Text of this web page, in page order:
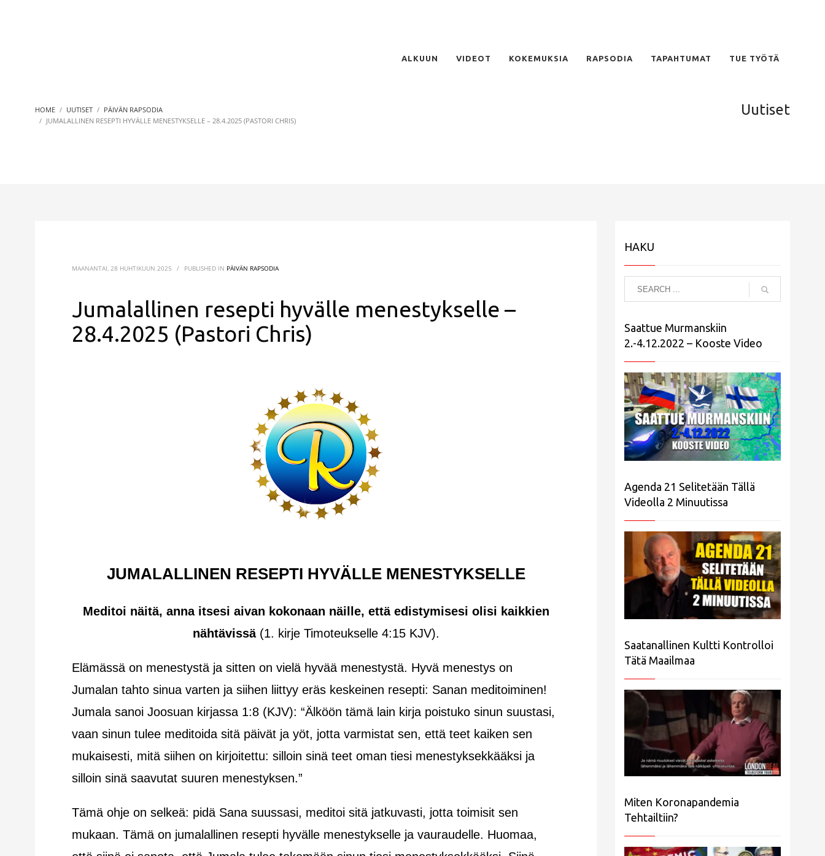
ALKUUN VIDEOT KOKEMUKSIA RAPSODIA TAPAHTUMAT TUE TYÖTÄ
HOME UUTISET
PÄIVÄN RAPSODIA
JUMALALLINEN RESEPTI HYVÄLLE MENESTYKSELLE – 28.4.2025 (PASTORI CHRIS)
Uutiset
MAANANTAI, 28 HUHTIKUUN 2025 / PUBLISHED IN PÄIVÄN RAPSODIA
Jumalallinen resepti hyvälle menestykselle –
28.4.2025 (Pastori Chris)
JUMALALLINEN RESEPTI HYVÄLLE MENESTYKSELLE
Meditoi näitä, anna itsesi aivan kokonaan näille, että edistymisesi olisi kaikkien
nähtävissä(1. kirje Timoteukselle 4:15 KJV).
Elämässä on menestystä ja sitten on vielä hyvää menestystä. Hyvä menestys on
Jumalan tahto sinua varten ja siihen liittyy eräs keskeinen resepti: Sanan meditoiminen!
Jumala sanoi Joosuan kirjassa 1:8 (KJV): “Älköön tämä lain kirja poistuko sinun suustasi,
vaan sinun tulee meditoida sitä päivät ja yöt, jotta varmistat sen, että teet kaiken sen
mukaisesti, mitä siihen on kirjoitettu: silloin sinä teet oman tiesi menestyksekkääksi ja
silloin sinä saavutat suuren menestyksen.”
Tämä ohje on selkeä: pidä Sana suussasi, meditoi sitä jatkuvasti, jotta toimisit sen
mukaan. Tämä on jumalallinen resepti hyvälle menestykselle ja vauraudelle. Huomaa,
HAKU
Saattue Murmanskiin
2.-4.12.2022 – Kooste Video
Agenda 21 Selitetään Tällä
Videolla 2 Minuutissa
Saatanallinen Kultti Kontrolloi
Tätä Maailmaa
Miten Koronapandemia
Tehtailtiin?